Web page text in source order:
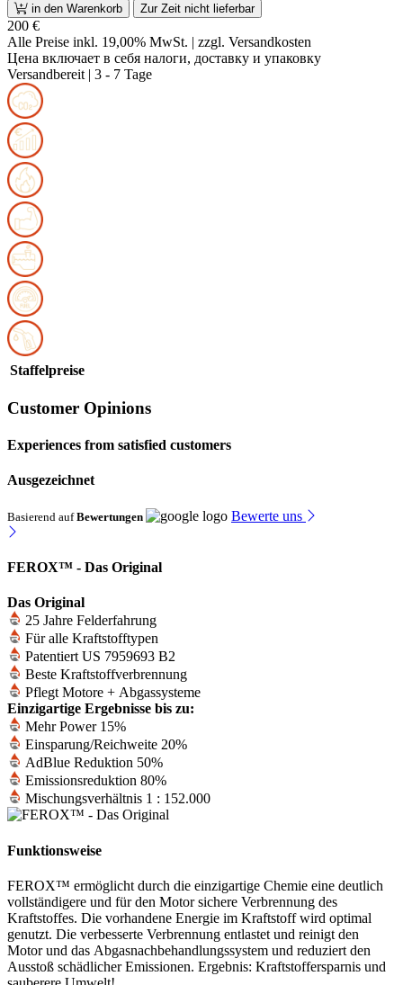
in den Warenkorb Zur Zeit nicht lieferbar
200 €
Alle Preise inkl. 19,00% MwSt. | zzgl. Versandkosten
Цена включает в себя налоги, доставку и упаковку
Versandbereit
| 3 - 7 Tage
Staffelpreise
Customer Opinions
Experiences from satisfied customers
Ausgezeichnet
Basierend auf Bewertungen Bewerte uns
FEROX™ - Das Original
Das Original
25 Jahre Felderfahrung
Für alle Kraftstofftypen
Patentiert US 7959693 B2
Beste Kraftstoffverbrennung
Pflegt Motore + Abgassysteme
Einzigartige Ergebnisse bis zu:
Mehr Power 15%
Einsparung/Reichweite 20%
AdBlue Reduktion 50%
Emissionsreduktion 80%
Mischungsverhältnis 1 : 152.000
Funktionsweise
FEROX™ ermöglicht durch die einzigartige Chemie eine deutlich
vollständigere und für den Motor sichere Verbrennung des
Kraftstoffes. Die vorhandene Energie im Kraftstoff wird optimal
genutzt. Die verbesserte Verbrennung entlastet und reinigt den
Motor und das Abgasnachbehandlungssystem und reduziert den
Ausstoß schädlicher Emissionen. Ergebnis: Kraftstoffersparnis und